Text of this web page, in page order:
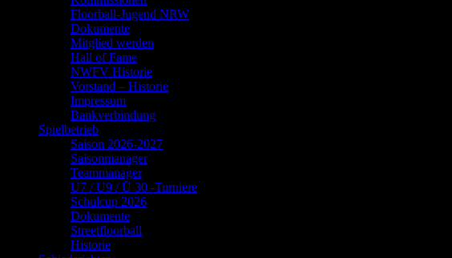
Floorball-Jugend NRW
Dokumente
Mitglied werden
Hall of Fame
NWFV Historie
Vorstand – Historie
Impressum
Bankverbindung
Spielbetrieb
Saison 2026-2027
Saisonmanager
Teammanager
U7 / U9 / Ü 30 -Turniere
Schulcup 2026
Dokumente
Streetfloorball
Historie